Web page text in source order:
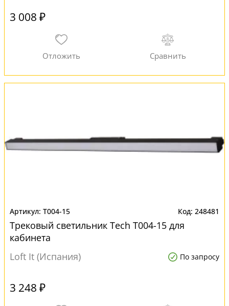
3 008 ₽
T004-15 248481
Трековый светильник Tech T004-15 для
кабинета
Loft It (Испания)
По запросу
3 248 ₽